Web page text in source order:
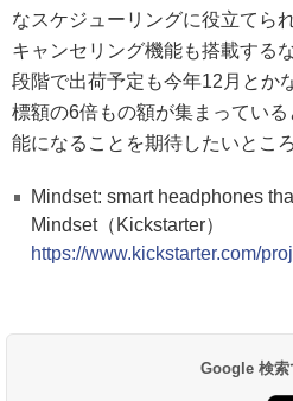
なスケジューリングに役立てら
キャンセリング機能も搭載する
段階で出荷予定も今年12月とか
標額の6倍もの額が集まってい
能になることを期待したいところ
Mindset: smart headphones
Mindset（Kickstarter）
https://www.kickstarter.com/
Google 検索